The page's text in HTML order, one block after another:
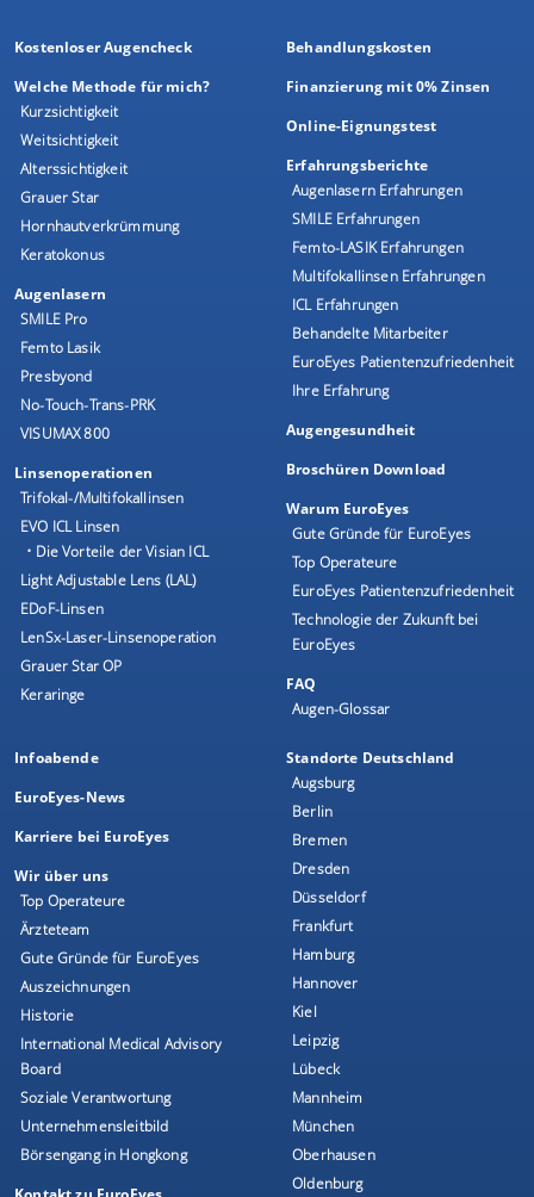
Kostenloser Augencheck
Welche Methode für mich?
Kurzsichtigkeit
Weitsichtigkeit
Alterssichtigkeit
Grauer Star
Hornhautverkrümmung
Keratokonus
Augenlasern
SMILE Pro
Femto Lasik
Presbyond
No-Touch-Trans-PRK
VISUMAX 800
Linsenoperationen
Trifokal-/Multifokallinsen
EVO ICL Linsen
• Die Vorteile der Visian ICL
Light Adjustable Lens (LAL)
EDoF-Linsen
LenSx-Laser-Linsenoperation
Grauer Star OP
Keraringe
Behandlungskosten
Finanzierung mit 0% Zinsen
Online-Eignungstest
Erfahrungsberichte
Augenlasern Erfahrungen
SMILE Erfahrungen
Femto-LASIK Erfahrungen
Multifokallinsen Erfahrungen
ICL Erfahrungen
Behandelte Mitarbeiter
EuroEyes Patientenzufriedenheit
Ihre Erfahrung
Augengesundheit
Broschüren Download
Warum EuroEyes
Gute Gründe für EuroEyes
Top Operateure
EuroEyes Patientenzufriedenheit
Technologie der Zukunft bei
EuroEyes
FAQ
Augen-Glossar
Infoabende
EuroEyes-News
Karriere bei EuroEyes
Wir über uns
Top Operateure
Ärzteteam
Gute Gründe für EuroEyes
Auszeichnungen
Historie
International Medical Advisory
Board
Soziale Verantwortung
Unternehmensleitbild
Börsengang in Hongkong
Standorte Deutschland
Augsburg
Berlin
Bremen
Dresden
Düsseldorf
Frankfurt
Hamburg
Hannover
Kiel
Leipzig
Lübeck
Mannheim
München
Oberhausen
Oldenburg